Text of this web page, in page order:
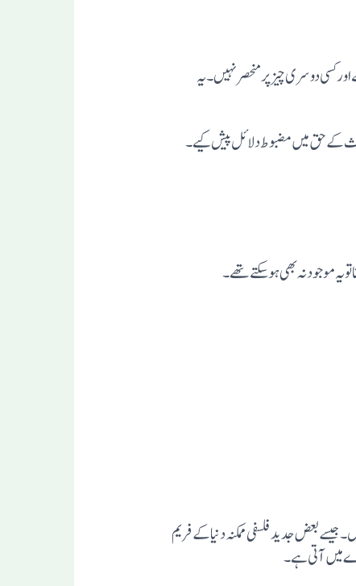
دوسری چیزپرمنحصرنہیں۔ یہ
کے حق میں مضبوط دلائل پیش کیے۔
یہ موجود نہ بھی ہو سکتے تھے۔
بعض جدید فلسفی ممکنہ دنیا کے فریم